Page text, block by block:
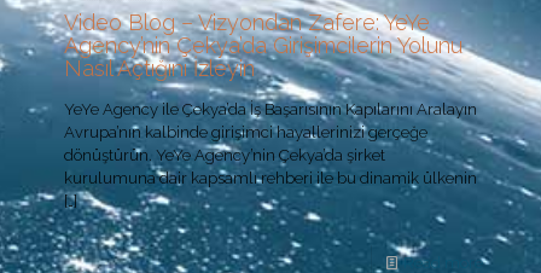
Video Blog – Vizyondan Zafere: YeYe
Agency’nin Çekya’da Girişimcilerin Yolunu
Nasıl Açtığını İzleyin
YeYe Agency ile Çekya’da İş Başarısının Kapılarını Aralayın
Avrupa’nın kalbinde girişimci hayallerinizi gerçeğe
dönüştürün. YeYe Agency’nin Çekya’da şirket
kurulumuna dair kapsamlı rehberi ile bu dinamik ülkenin
[…]
Read more